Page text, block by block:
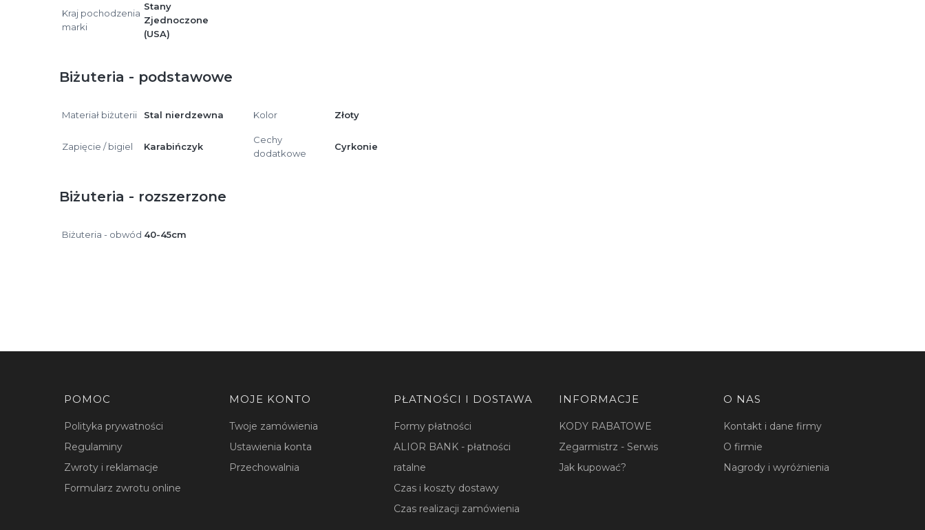
Kraj pochodzenia
marki
Stany
Zjednoczone
(USA)
Biżuteria - podstawowe
Materiał biżuterii Stal nierdzewna Kolor Złoty
Zapięcie / bigiel Karabińczyk
Cechy
dodatkowe
Cyrkonie
Biżuteria - rozszerzone
Biżuteria - obwód 40-45cm
Linki w stopce
POMOC
Polityka prywatności
Regulaminy
Zwroty i reklamacje
Formularz zwrotu online
MOJE KONTO
Twoje zamówienia
Ustawienia konta
Przechowalnia
PŁATNOŚCI I DOSTAWA
Formy płatności
ALIOR BANK - płatności
ratalne
Czas i koszty dostawy
Czas realizacji zamówienia
INFORMACJE
KODY RABATOWE
Zegarmistrz - Serwis
Jak kupować?
O NAS
Kontakt i dane firmy
O firmie
Nagrody i wyróżnienia